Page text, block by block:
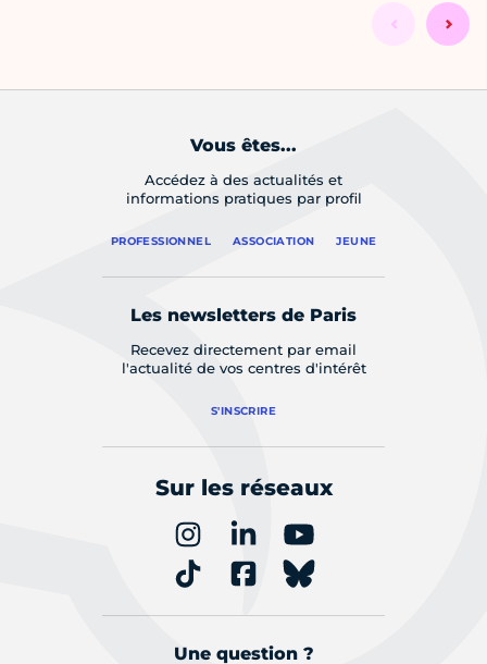
Vous êtes...
Accédez à des actualités et
informations pratiques par profil
PROFESSIONNEL ASSOCIATION JEUNE
Les newsletters de Paris
Recevez directement par email
l'actualité de vos centres d'intérêt
S'INSCRIRE
Sur les réseaux
Une question ?